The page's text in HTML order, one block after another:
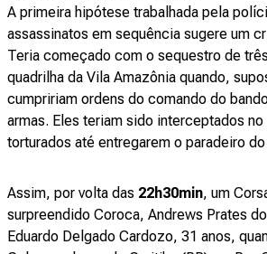
A primeira hipótese trabalhada pela
assassinatos em sequência sugere um
Teria começado com o sequestro de
quadrilha da Vila Amazônia quando,
cumpririam ordens do comando do
armas. Eles teriam sido interceptados
torturados até entregarem o paradeiro
Assim, por volta das 22h30min, um
surpreendido Coroca, Andrews Prates
Eduardo Delgado Cardozo, 31 anos,